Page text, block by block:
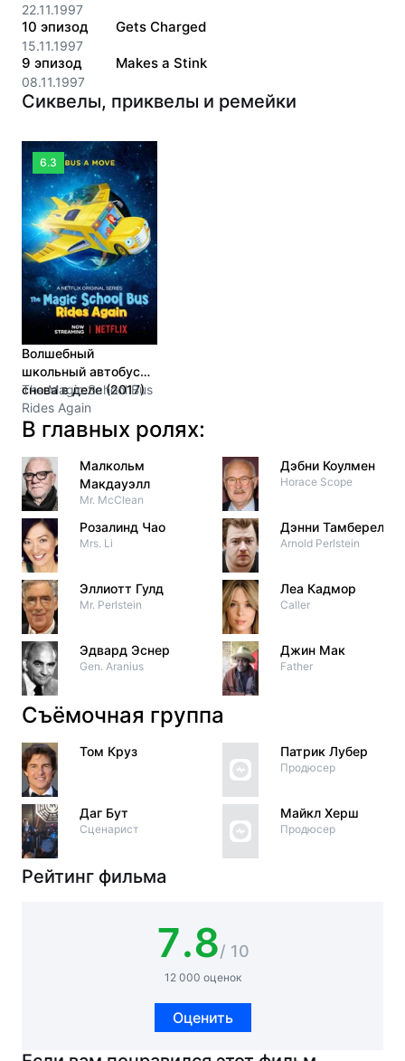
22.11.1997
10 эпизод
15.11.1997
Gets Charged
9 эпизод
08.11.1997
Makes a Stink
Сиквелы, приквелы и ремейки
6.3
Волшебный
школьный автобус
снова в деле (2017)
The Magic School Bus
Rides Again
В главных ролях:
Малкольм
Макдауэлл
Mr. McClean
Розалинд Чао
Mrs. Li
Эллиотт Гулд
Mr. Perlstein
Эдвард Эснер
Gen. Aranius
Дэбни Коулмен
Horace Scope
Дэнни Тамберелли
Arnold Perlstein
Леа Кадмор
Caller
Джин Мак
Father
Съёмочная группа
Том Круз
Даг Бут
Сценарист
Патрик Лубер
Продюсер
Майкл Херш
Продюсер
Рейтинг фильма
7.8/ 10
12 000 оценок
Оценить